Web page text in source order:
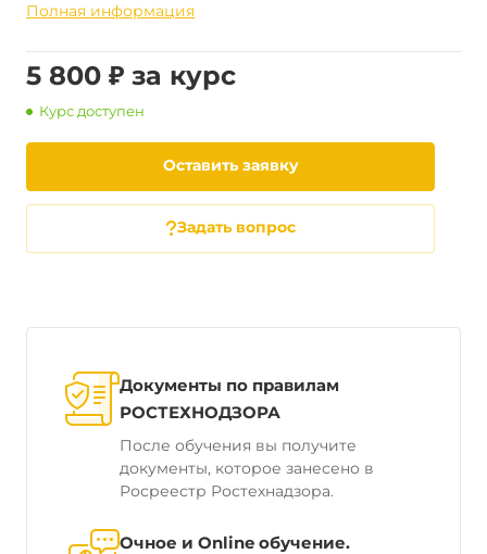
Полная информация
5 800 ₽ за курс
Курс доступен
Оставить заявку
Задать вопрос
Документы по правилам
РОСТЕХНОДЗОРА
После обучения вы получите
документы, которое занесено в
Росреестр Ростехнадзора.
Очное и Online обучение.